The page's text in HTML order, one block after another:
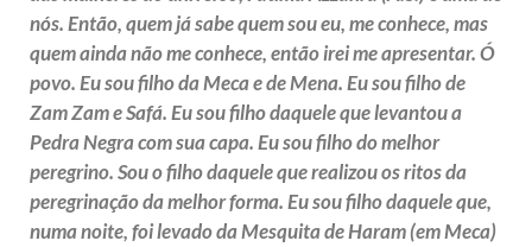
nós. Então, quem já sabe quem sou eu, me conhece, mas
quem ainda não me conhece, então irei me apresentar. Ó
povo. Eu sou filho da Meca e de Mena. Eu sou filho de
Zam Zam e Safá. Eu sou filho daquele que levantou a
Pedra Negra com sua capa. Eu sou filho do melhor
peregrino. Sou o filho daquele que realizou os ritos da
peregrinação da melhor forma. Eu sou filho daquele que,
numa noite, foi levado da Mesquita de Haram (em Meca)